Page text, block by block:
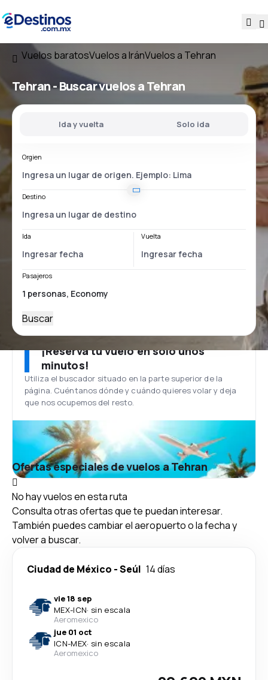
Vuelos baratosVuelos a IránVuelos a Tehran
Tehran - Buscar vuelos a Tehran
Ida y vuelta Solo ida
Orgien
Destino
Ida Vuelta
Pasajeros
Buscar
¡Reserva tu vuelo en solo unos
minutos!
Utiliza el buscador situado en la parte superior de la
página. Cuéntanos dónde y cuándo quieres volar y deja
que nos ocupemos del resto.
Ofertas especiales de vuelos a Tehran
No hay vuelos en esta ruta
Consulta otras ofertas que te puedan interesar.
También puedes cambiar el aeropuerto o la fecha y
volver a buscar.
Ciudad de México -Seúl 14 días
vie 18 sep
MEX-ICN· sin escala
Aeromexico
jue 01 oct
ICN-MEX· sin escala
Aeromexico